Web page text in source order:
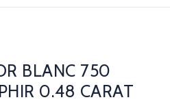
BLANC 750
0.48 CARAT